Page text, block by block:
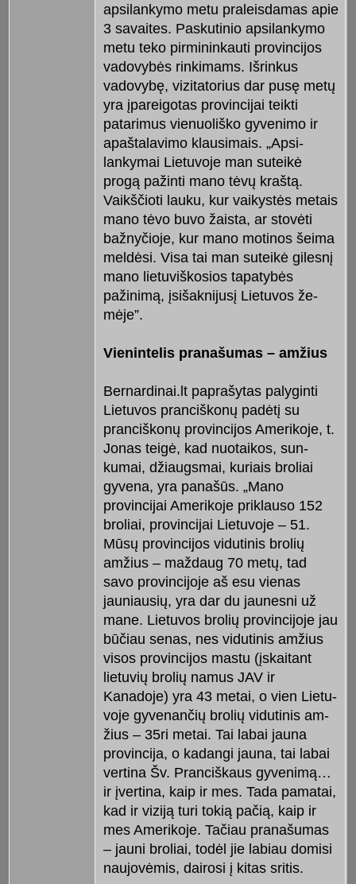
apsilankymo metu praleisdamas apie
3 savaites. Paskuti­nio­ apsilankymo
metu teko pirminin­kauti provincijos
vadovybės rinkimams. Išrinkus
vadovybę, vizitatorius dar pusę metų
yra įpareigotas provincijai teikti
patarimus vienuo­liško gyvenimo ir
apaštalavimo klau­simais. „Ap­si­
lankymai Lietuvoje man suteikė
progą pažinti mano tėvų kraštą.
Vaikš­čioti lauku, kur vaikystės me­tais
mano tėvo buvo žaista, ar stovėti
bažnyčioje, kur mano motinos šeima
meldėsi. Visa tai man suteikė gilesnį
mano lietuviškosios tapatybės
pažinimą, įsišaknijusį Lietuvos že­
mėje”.
Vienintelis pranašumas – amžius
Bernardi­nai.lt paprašytas palyginti
Lietuvos pranciškonų padėtį su
pranciškonų provincijos Amerikoje, t.
Jonas teigė, kad nuotaikos, sun­
kumai, džiaugs­mai, kuriais broliai
gyvena, yra panašūs. „Mano
provincijai Ameri­koje priklauso 152
broliai, provincijai Lietuvoje – 51.
Mūsų pro­vincijos vi­du­tinis brolių
amžius – maž­daug 70 metų, tad
savo provincijoje aš esu vie­nas
jauniausių, yra dar du jaunesni už
mane. Lietuvos brolių provincijoje jau
būčiau senas, nes vidutinis am­žius
visos provincijos mastu (įskaitant
lietuvių brolių na­mus JAV ir
Kanadoje) yra 43 metai, o vien Lietu­
voje gyvenančių brolių vidutinis am­
žius – 35ri metai. Tai labai jauna
provincija, o kadangi jauna, tai labai
vertina Šv. Pran­ciškaus gyvenimą…
ir įvertina, kaip ir mes. Tada pama­tai,
kad ir viziją turi tokią pačią, kaip ir
mes Ameri­koje. Tačiau pranašumas
– jauni broliai, todėl jie labiau domisi
naujovėmis, dairosi į kitas sritis.